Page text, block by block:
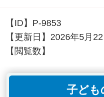
【ID】 P-9853
【更新日】 2026年5月22
【閲覧数】
子ども